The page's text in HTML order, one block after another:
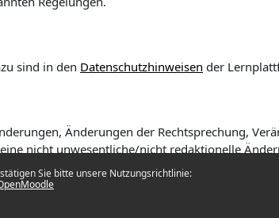
Sie bitte unsere Nutzungsrichtlinie:
sind in den Datenschutzhinweisen der
Änderungen der Rechtsprechung,
nicht unwesentliche/nicht redaktionelle